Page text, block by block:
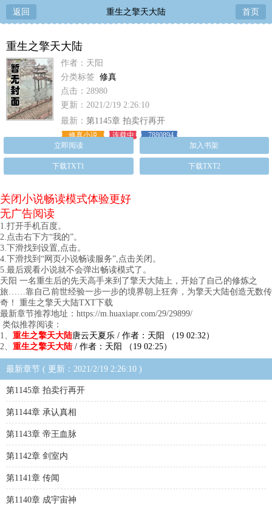
返回 重生之擎天大陆 首页
重生之擎天大陆
作者：天阳
分类标签 修真
点击：28980
更新：2021/2/19 2:26:10
最新： 第1145章 拍卖行再开
修真小说 连载中
7880894
立即阅读
加入书架
下载TXT1 下载TXT2
关闭小说畅读模式体验更好
无广告阅读
1.打开手机百度。
2.点击右下方“我的”。
3.下滑找到设置,点击。
4.下滑找到“网页小说畅读服务”,点击关闭。
5.最后观看小说就不会弹出畅读模式了。
天阳 一名重生后的先天高手来到了擎天大陆上，开始了自己的修炼之
旅……靠自己前世经验一步一步的境界朝上狂奔，为擎天大陆创造无数传
奇！ 重生之擎天大陆TXT下载
最新章节推荐地址：https://m.huaxiapr.com/29/29899/
类似推荐阅读：
1、 重生之擎天大陆唐云天夏乐 / 作者：天阳 （19 02:32）
2、 重生之擎天大陆 / 作者：天阳 （19 02:25）
最新章节 ( 更新：2021/2/19 2:26:10 )
第1145章 拍卖行再开
第1144章 承认真相
第1143章 帝王血脉
第1142章 剑室内
第1141章 传闻
第1140章 成宇宙神